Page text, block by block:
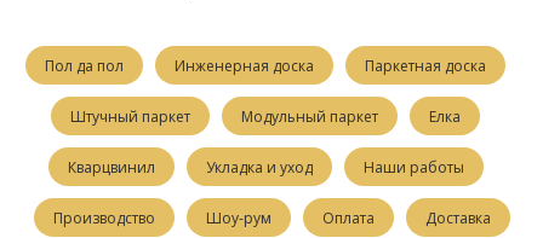
Пол да пол Инженерная доска Паркетная доска
Штучный паркет Модульный паркет Елка
Кварцвинил Укладка и уход Наши работы
Производство Шоу-рум Оплата Доставка